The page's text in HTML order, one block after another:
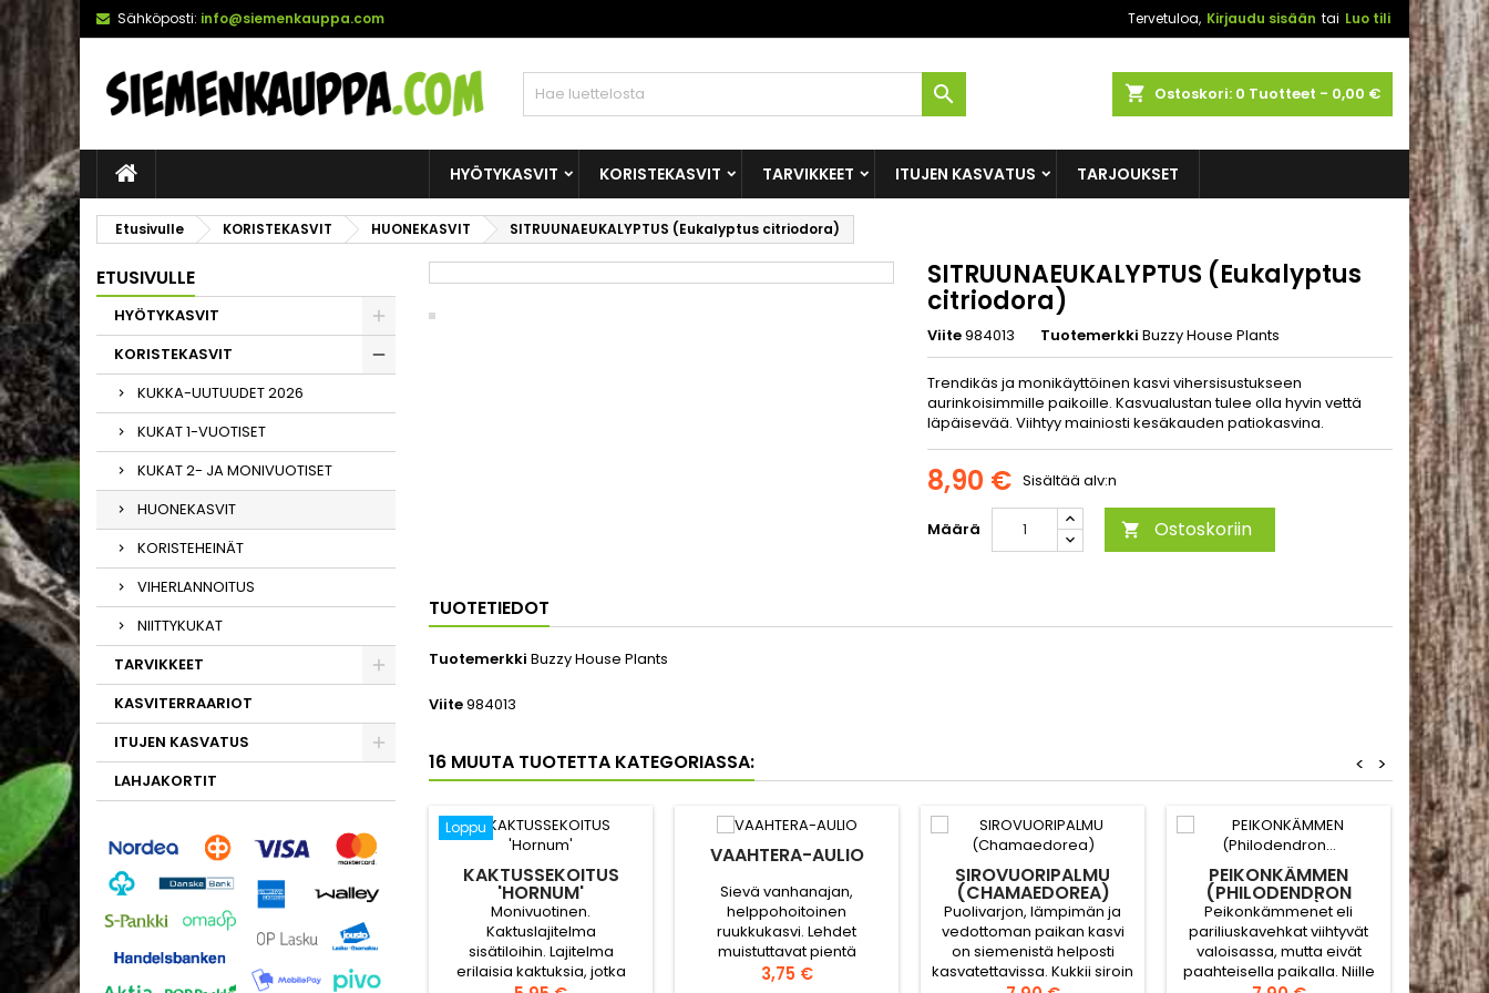
Sähköposti: info@siemenkauppa.com Tervetuloa, Kirjaudu sisään tai Luo tili
shopping_cart Ostoskori: 0 Tuotteet - 0,00 €

HYÖTYKASVIT KORISTEKASVIT TARVIKKEET ITUJEN KASVATUS TARJOUKSET
Etusivulle KORISTEKASVIT HUONEKASVIT SITRUUNAEUKALYPTUS (Eukalyptus citriodora)
ETUSIVULLE
HYÖTYKASVIT
KORISTEKASVIT
KUKKA-UUTUUDET 2026
KUKAT 1-VUOTISET
KUKAT 2- JA MONIVUOTISET
HUONEKASVIT
KORISTEHEINÄT
VIHERLANNOITUS
NIITTYKUKAT
TARVIKKEET
KASVITERRAARIOT
ITUJEN KASVATUS
LAHJAKORTIT
SITRUUNAEUKALYPTUS (Eukalyptus
citriodora)
Viite984013 Tuotemerkki Buzzy House Plants
Trendikäs ja monikäyttöinen kasvi vihersisustukseen
aurinkoisimmille paikoille. Kasvualustan tulee olla hyvin vettä
läpäisevää. Viihtyy mainiosti kesäkauden patiokasvina.
8,90 € Sisältää alv:n
Määrä  Ostoskoriin
TUOTETIEDOT
Tuotemerkki Buzzy House Plants
Viite984013
16 MUUTA TUOTETTA KATEGORIASSA: >
<
Loppu
KAKTUSSEKOITUS
'HORNUM'
Monivuotinen.
Kaktuslajitelma
sisätiloihin. Lajitelma
erilaisia kaktuksia, jotka
VAAHTERA-AULIO
Sievä vanhanajan,
helppohoitoinen
ruukkukasvi. Lehdet
muistuttavat pientä
vaahteranlehteä ja kukat
Hinta
3,75 €
SIROVUORIPALMU
(CHAMAEDOREA)
Puolivarjon, lämpimän ja
vedottoman paikan kasvi
on siemenistä helposti
kasvatettavissa. Kukkii siroin
PEIKONKÄMMEN
(PHILODENDRON
SELLOUM)
Peikonkämmenet eli
pariliuskavehkat viihtyvät
valoisassa, mutta eivät
paahteisella paikalla. Niille